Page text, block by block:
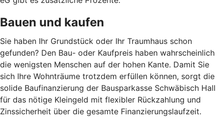
Bauen und kaufen
Sie haben Ihr Grundstück oder Ihr Traumhaus schon
gefunden? Den Bau- oder Kaufpreis haben wahrscheinlich
die wenigsten Menschen auf der hohen Kante. Damit Sie
sich Ihre Wohnträume trotzdem erfüllen können, sorgt die
solide Baufinanzierung der Bausparkasse Schwäbisch Hall
für das nötige Kleingeld mit flexibler Rückzahlung und
Zinssicherheit über die gesamte Finanzierungslaufzeit.